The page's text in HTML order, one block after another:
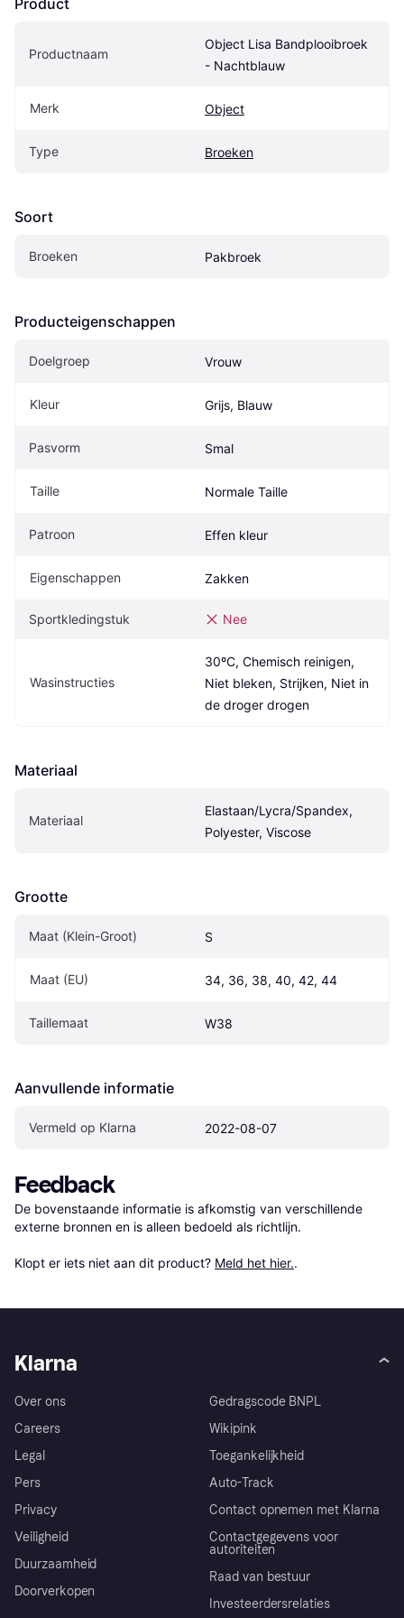
Productnaam
Object Lisa Bandplooibroek
- Nachtblauw
Merk Object
Type Broeken
Soort
Broeken Pakbroek
Producteigenschappen
Doelgroep Vrouw
Kleur Grijs, Blauw
Pasvorm Smal
Taille Normale Taille
Patroon Effen kleur
Eigenschappen Zakken
Sportkledingstuk Nee
Wasinstructies
30ºC, Chemisch reinigen,
Niet bleken, Strijken, Niet in
de droger drogen
Materiaal
Materiaal
Elastaan/Lycra/Spandex,
Polyester, Viscose
Grootte
Maat (Klein-Groot) S
Maat (EU) 34, 36, 38, 40, 42, 44
Taillemaat W38
Aanvullende informatie
Vermeld op Klarna 2022-08-07
Feedback
De bovenstaande informatie is afkomstig van verschillende
externe bronnen en is alleen bedoeld als richtlijn.
Klopt er iets niet aan dit product? Meld het hier..
Klarna
Over ons
Careers
Legal
Pers
Privacy
Veiligheid
Duurzaamheid
Doorverkopen
Gedragscode BNPL
Wikipink
Toegankelijkheid
Auto-Track
Contact opnemen met Klarna
Contactgegevens voor
autoriteiten
Raad van bestuur
Investeerdersrelaties